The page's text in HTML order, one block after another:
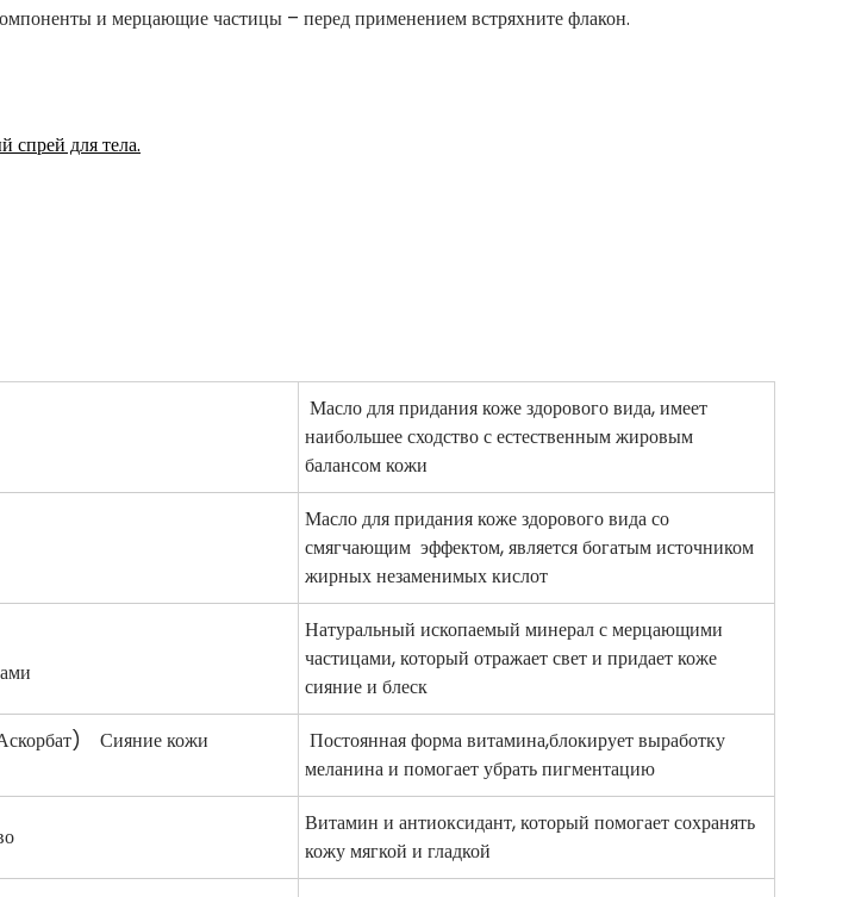
и мерцающие частицы – перед применением встряхните флакон.
для тела.
Масло для придания коже здорового вида, имеет
наибольшее сходство с естественным жировым
балансом кожи
Масло для придания коже здорового вида со
смягчающим эффектом, является богатым источником
жирных незаменимых кислот
Натуральный ископаемый минерал с мерцающими
частицами, который отражает свет и придает коже
сияние и блеск
Сияние кожи
Постоянная форма витамина,блокирует выработку
меланина и помогает убрать пигментацию
Витамин и антиоксидант, который помогает сохранять
кожу мягкой и гладкой